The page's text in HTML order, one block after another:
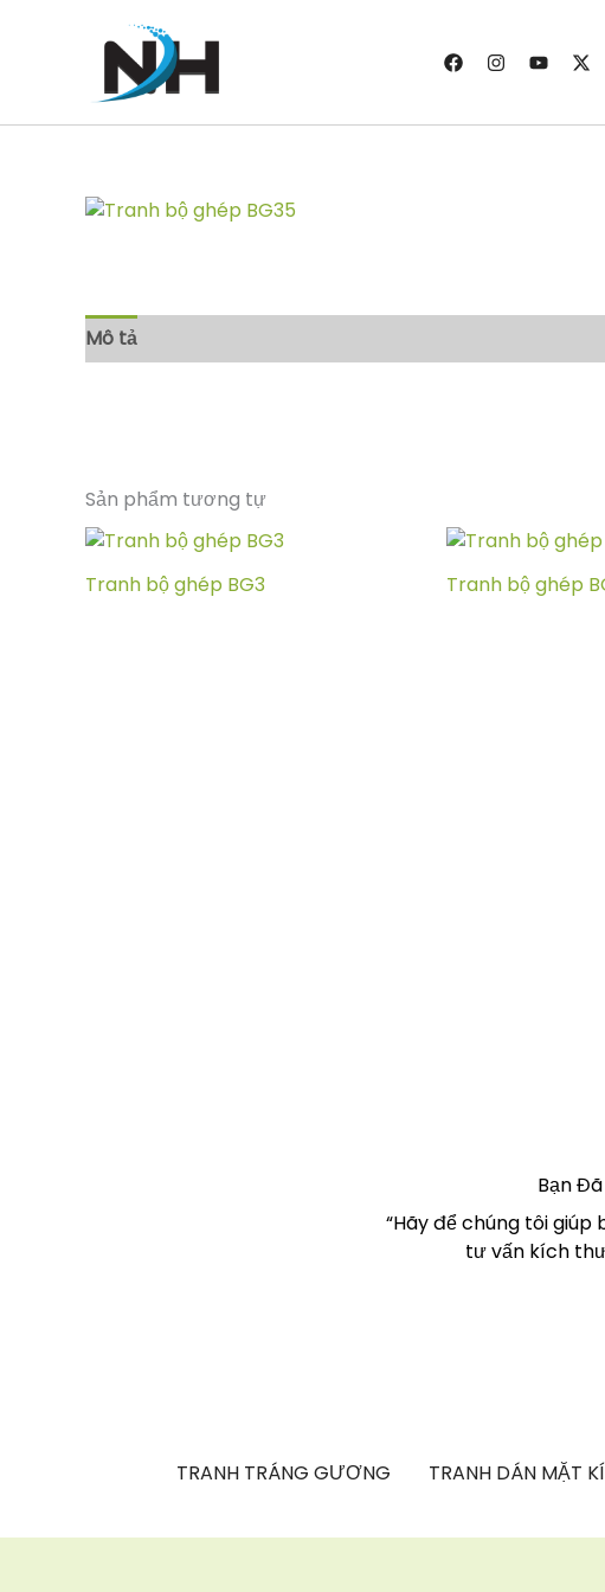
Mô tả
Sản phẩm tương tự
Tranh bộ ghép BG3 Tranh bộ ghép
Bạn
“Hãy để chúng tôi
tư vấn kích
TRANH TRÁNG GƯƠNG TRANH DÁN MẶT